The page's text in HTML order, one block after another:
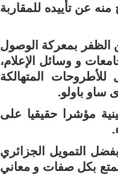
عن تأييده للمقاربة
الظفر بمعركة الوصول
و وسائل الإعلام،
المتهالكة
ساو باولو.
مؤشرا حقيقيا على
التمويل الجزائري
بكل صفات و معاني